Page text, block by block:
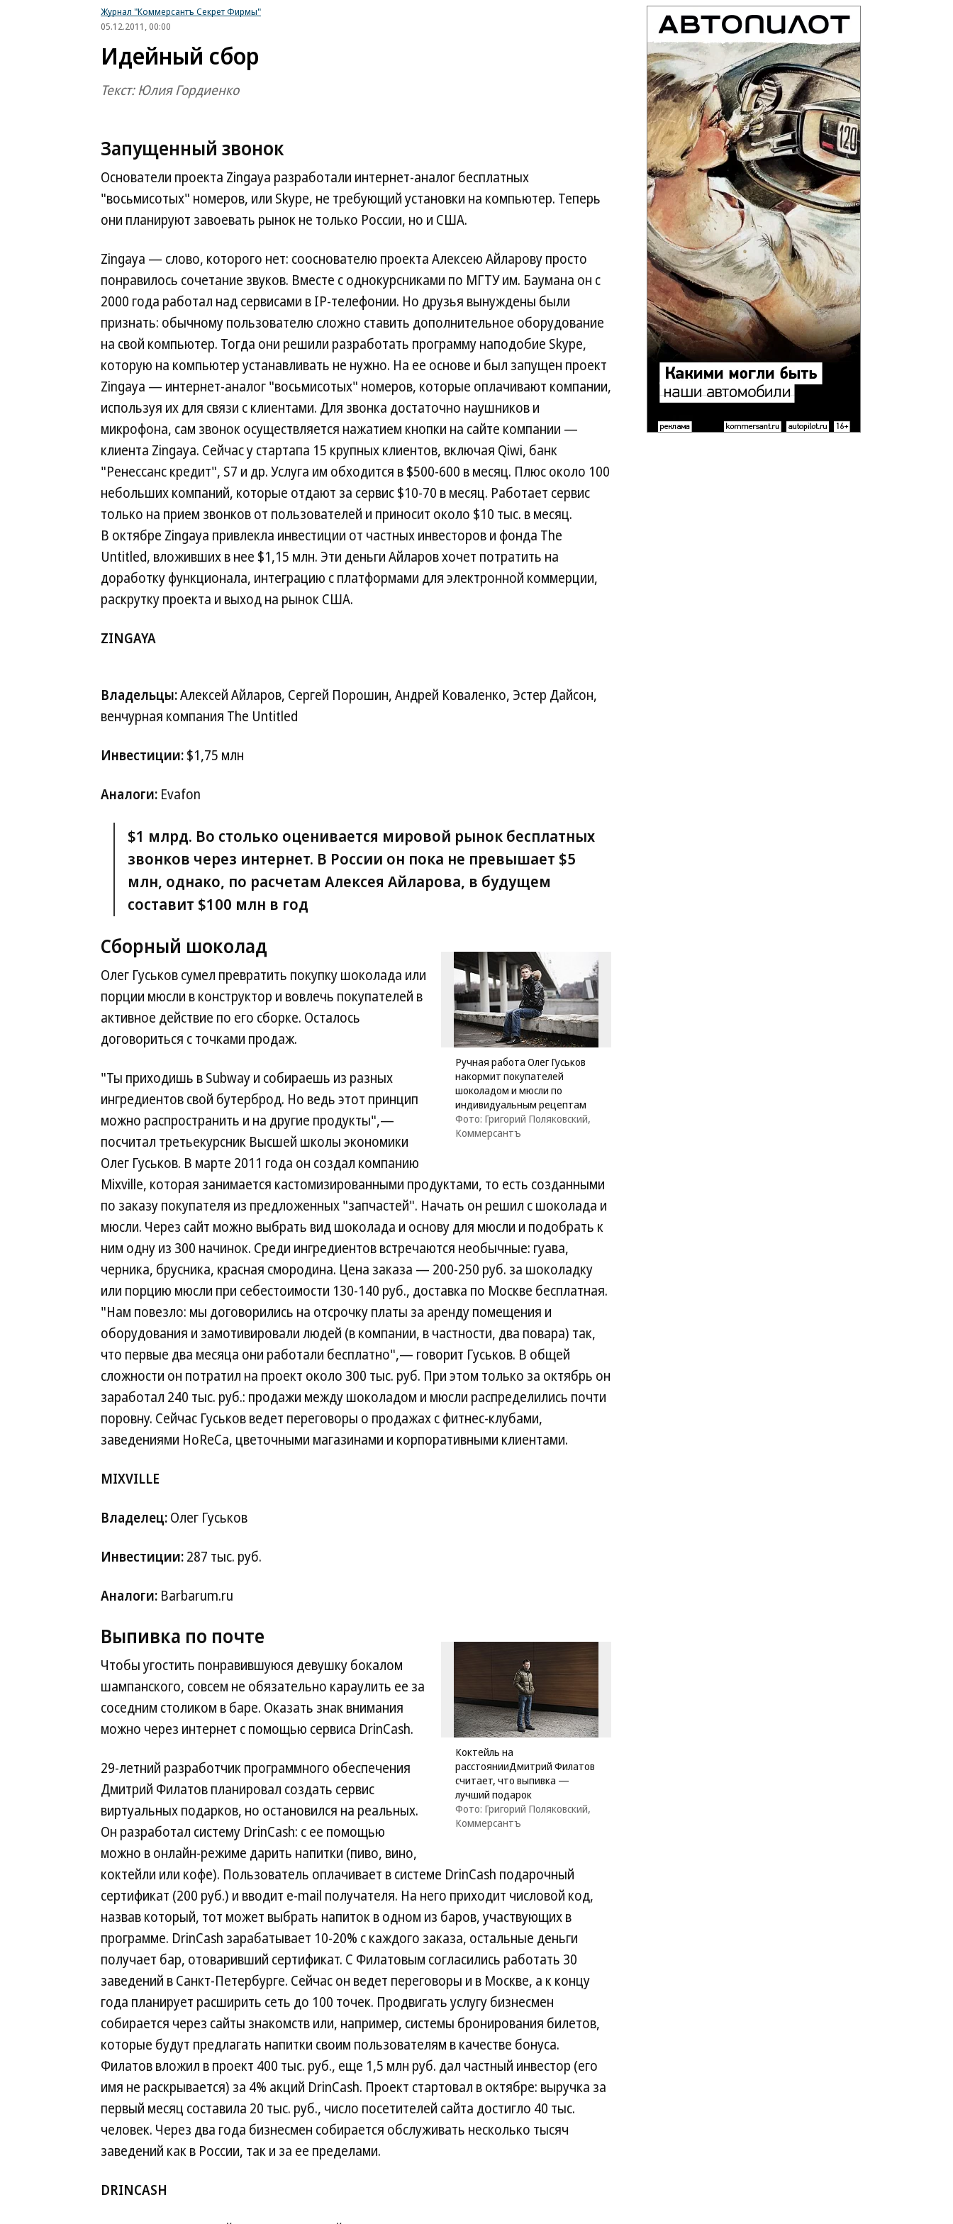
Журнал "Коммерсантъ Секрет Фирмы"
05.12.2011, 00:00
Идейный сбор
Текст: Юлия Гордиенко
Запущенный звонок
Основатели проекта Zingaya разработали интернет-аналог бесплатных
"восьмисотых" номеров, или Skype, не требующий установки на компьютер. Теперь
они планируют завоевать рынок не только России, но и США.
Zingaya — слово, которого нет: сооснователю проекта Алексею Айларову просто
понравилось сочетание звуков. Вместе с однокурсниками по МГТУ им. Баумана он с
2000 года работал над сервисами в IP-телефонии. Но друзья вынуждены были
признать: обычному пользователю сложно ставить дополнительное оборудование
на свой компьютер. Тогда они решили разработать программу наподобие Skype,
которую на компьютер устанавливать не нужно. На ее основе и был запущен проект
Zingaya — интернет-аналог "восьмисотых" номеров, которые оплачивают компании,
используя их для связи с клиентами. Для звонка достаточно наушников и
микрофона, сам звонок осуществляется нажатием кнопки на сайте компании —
клиента Zingaya. Сейчас у стартапа 15 крупных клиентов, включая Qiwi, банк
"Ренессанс кредит", S7 и др. Услуга им обходится в $500-600 в месяц. Плюс около 100
небольших компаний, которые отдают за сервис $10-70 в месяц. Работает сервис
только на прием звонков от пользователей и приносит около $10 тыс. в месяц.
В октябре Zingaya привлекла инвестиции от частных инвесторов и фонда The
Untitled, вложивших в нее $1,15 млн. Эти деньги Айларов хочет потратить на
доработку функционала, интеграцию с платформами для электронной коммерции,
раскрутку проекта и выход на рынок США.
ZINGAYA
Владельцы:Алексей Айларов, Сергей Порошин, Андрей Коваленко, Эстер Дайсон,
венчурная компания The Untitled
Инвестиции:$1,75 млн
Аналоги: Evafon
$1 млрд. Во столько оценивается мировой рынок бесплатных
звонков через интернет. В России он пока не превышает $5
млн, однако, по расчетам Алексея Айларова, в будущем
составит $100 млн в год
Ручная работа Олег Гуськов
накормит покупателей
шоколадом и мюсли по
индивидуальным рецептам
Фото: Григорий Поляковский,
Коммерсантъ
Сборный шоколад
Олег Гуськов сумел превратить покупку шоколада или
порции мюсли в конструктор и вовлечь покупателей в
активное действие по его сборке. Осталось
договориться с точками продаж.
"Ты приходишь в Subway и собираешь из разных
ингредиентов свой бутерброд. Но ведь этот принцип
можно распространить и на другие продукты",—
посчитал третьекурсник Высшей школы экономики
Олег Гуськов. В марте 2011 года он создал компанию
Mixville, которая занимается кастомизированными продуктами, то есть созданными
по заказу покупателя из предложенных "запчастей". Начать он решил с шоколада и
мюсли. Через сайт можно выбрать вид шоколада и основу для мюсли и подобрать к
ним одну из 300 начинок. Среди ингредиентов встречаются необычные: гуава,
черника, брусника, красная смородина. Цена заказа — 200-250 руб. за шоколадку
или порцию мюсли при себестоимости 130-140 руб., доставка по Москве бесплатная.
"Нам повезло: мы договорились на отсрочку платы за аренду помещения и
оборудования и замотивировали людей (в компании, в частности, два повара) так,
что первые два месяца они работали бесплатно",— говорит Гуськов. В общей
сложности он потратил на проект около 300 тыс. руб. При этом только за октябрь он
заработал 240 тыс. руб.: продажи между шоколадом и мюсли распределились почти
поровну. Сейчас Гуськов ведет переговоры о продажах с фитнес-клубами,
заведениями HoReCa, цветочными магазинами и корпоративными клиентами.
MIXVILLE
Владелец:Олег Гуськов
Инвестиции:287 тыс. руб.
Аналоги: Barbarum.ru
Коктейль на
расстоянииДмитрий Филатов
считает, что выпивка —
лучший подарок
Фото: Григорий Поляковский,
Коммерсантъ
Выпивка по почте
Чтобы угостить понравившуюся девушку бокалом
шампанского, совсем не обязательно караулить ее за
соседним столиком в баре. Оказать знак внимания
можно через интернет с помощью сервиса DrinCash.
29-летний разработчик программного обеспечения
Дмитрий Филатов планировал создать сервис
виртуальных подарков, но остановился на реальных.
Он разработал систему DrinCash: с ее помощью
можно в онлайн-режиме дарить напитки (пиво, вино,
коктейли или кофе). Пользователь оплачивает в системе DrinCash подарочный
сертификат (200 руб.) и вводит e-mail получателя. На него приходит числовой код,
назвав который, тот может выбрать напиток в одном из баров, участвующих в
программе. DrinCash зарабатывает 10-20% с каждого заказа, остальные деньги
получает бар, отоваривший сертификат. С Филатовым согласились работать 30
заведений в Санкт-Петербурге. Сейчас он ведет переговоры и в Москве, а к концу
года планирует расширить сеть до 100 точек. Продвигать услугу бизнесмен
собирается через сайты знакомств или, например, системы бронирования билетов,
которые будут предлагать напитки своим пользователям в качестве бонуса.
Филатов вложил в проект 400 тыс. руб., еще 1,5 млн руб. дал частный инвестор (его
имя не раскрывается) за 4% акций DrinCash. Проект стартовал в октябре: выручка за
первый месяц составила 20 тыс. руб., число посетителей сайта достигло 40 тыс.
человек. Через два года бизнесмен собирается обслуживать несколько тысяч
заведений как в России, так и за ее пределами.
DRINCASH